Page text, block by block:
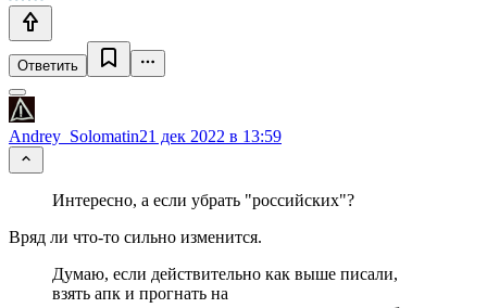
Ответить
Andrey_Solomatin21 дек 2022 в 13:59
Интересно, а если убрать "российских"?
Вряд ли что-то сильно изменится.
Думаю, если действительно как выше писали,
взять апк и прогнать на